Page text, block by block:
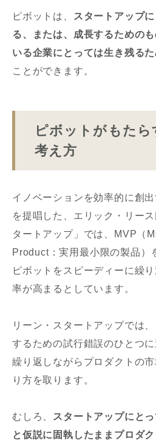
ピボットは、
スタートアップ
る、または、成長するための
いる企業にとっては生き残る
ことができます。
ピボットがもた
考え方
イノベーションを効率的に創
を提唱した、エリック・リー
タートアップ」では、MVP（
Product：実用最小限の製品）
ピボットをスピーディーに繰
率が高まるとしています。
リーン・スタートアップでは
するための試行錯誤のひとつ
繰り返しながらプロダクトの
り方を取ります。
むしろ、
スタートアップにと
と仮説に固執したままプロダ